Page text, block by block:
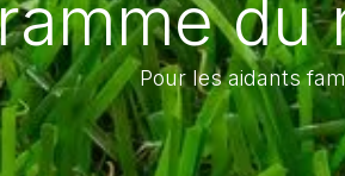
du
Pour les aidants